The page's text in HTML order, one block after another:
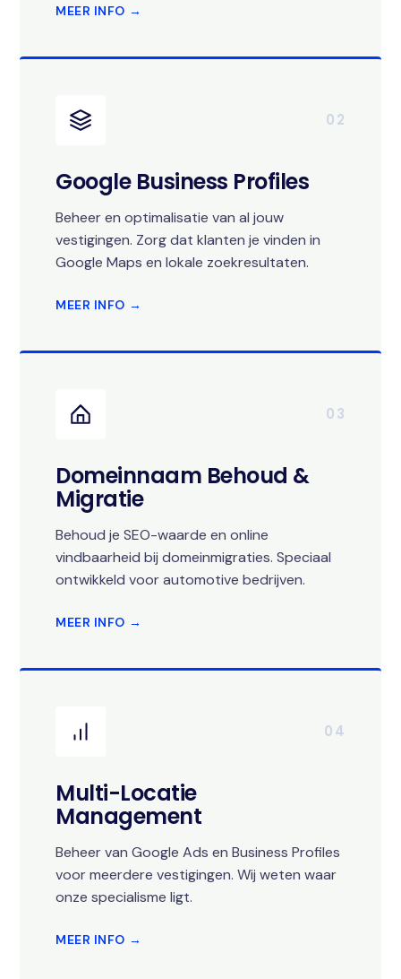
MEER INFO →
02
Google Business Profiles
Beheer en optimalisatie van al jouw
vestigingen. Zorg dat klanten je vinden in
Google Maps en lokale zoekresultaten.
MEER INFO →
03
Domeinnaam Behoud &
Migratie
Behoud je SEO-waarde en online
vindbaarheid bij domeinmigraties. Speciaal
ontwikkeld voor automotive bedrijven.
MEER INFO →
04
Multi-Locatie
Management
Beheer van Google Ads en Business Profiles
voor meerdere vestigingen. Wij weten waar
onze specialisme ligt.
MEER INFO →